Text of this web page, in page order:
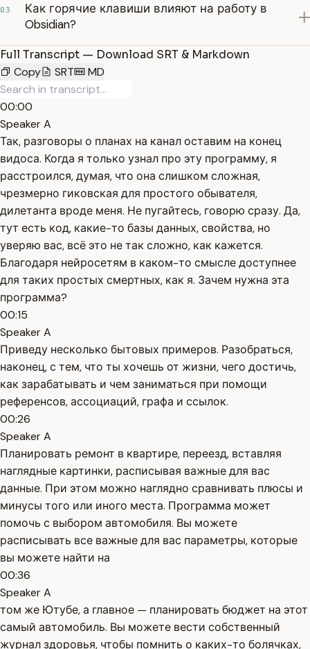
03
Как горячие клавиши влияют на работу в
Obsidian?
Full Transcript — Download SRT & Markdown
Copy
SRT MD
00:00
Speaker A
Так, разговоры о планах на канал оставим на конец
видоса. Когда я только узнал про эту программу, я
расстроился, думая, что она слишком сложная,
чрезмерно гиковская для простого обывателя,
дилетанта вроде меня. Не пугайтесь, говорю сразу. Да,
тут есть код, какие-то базы данных, свойства, но
уверяю вас, всё это не так сложно, как кажется.
Благодаря нейросетям в каком-то смысле доступнее
для таких простых смертных, как я. Зачем нужна эта
программа?
00:15
Speaker A
Приведу несколько бытовых примеров. Разобраться,
наконец, с тем, что ты хочешь от жизни, чего достичь,
как зарабатывать и чем заниматься при помощи
референсов, ассоциаций, графа и ссылок.
00:26
Speaker A
Планировать ремонт в квартире, переезд, вставляя
наглядные картинки, расписывая важные для вас
данные. При этом можно наглядно сравнивать плюсы и
минусы того или иного места. Программа может
помочь с выбором автомобиля. Вы можете
расписывать все важные для вас параметры, которые
вы можете найти на
00:36
Speaker A
том же Ютубе, а главное — планировать бюджет на этот
самый автомобиль. Вы можете вести собственный
журнал здоровья, чтобы помнить о каких-то болячках,